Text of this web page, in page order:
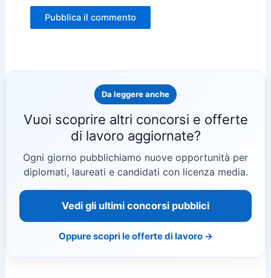
Da leggere anche
Vuoi scoprire altri concorsi e offerte
di lavoro aggiornate?
Ogni giorno pubblichiamo nuove opportunità per
diplomati, laureati e candidati con licenza media.
Vedi gli ultimi concorsi pubblici
Oppure scopri le offerte di lavoro →